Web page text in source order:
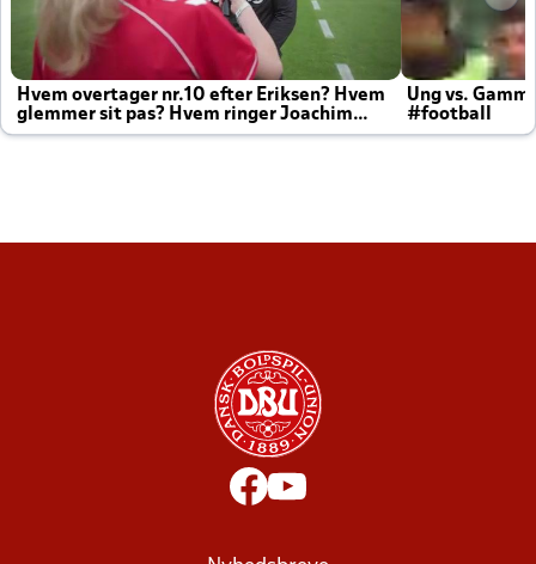
Hvem overtager nr.10 efter Eriksen? Hvem
glemmer sit pas? Hvem ringer Joachim
altid til efter kampe?
Ung vs.
#football